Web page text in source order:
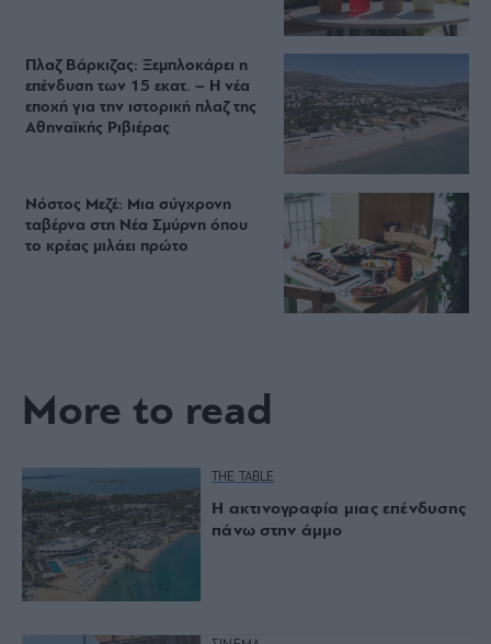
Πλαζ Βάρκιζας: Ξεμπλοκάρει η
επένδυση των 15 εκατ. – Η νέα
εποχή για την ιστορική πλαζ της
Αθηναϊκής Ριβιέρας
Νόστος Μεζέ: Μια σύγχρονη
ταβέρνα στη Νέα Σμύρνη όπου
το κρέας μιλάει πρώτο
More to read
THE TABLE
Η ακτινογραφία μιας επένδυσης
πάνω στην άμμο